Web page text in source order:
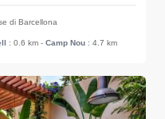
di Barcellona
: 0.6 km - Camp Nou : 4.7 km